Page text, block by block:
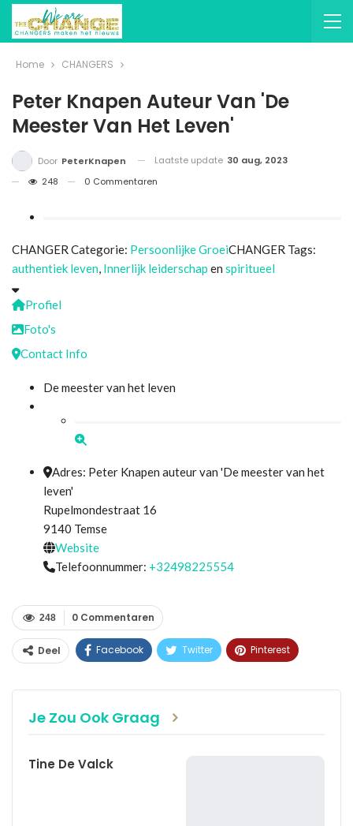
Home CHANGERS
Peter Knapen Auteur Van 'De
Meester Van Het Leven'
Door PeterKnapen Laatste update 30 aug, 2023
248
0 Commentaren
CHANGER Categorie: Persoonlijke GroeiCHANGER Tags:
authentiek leven, Innerlijk leiderschap en spiritueel
Profiel
Foto's
Contact Info
De meester van het leven
Adres: Peter Knapen auteur van 'De meester van het
leven'
Rupelmondestraat 16
9140 Temse
Website
Telefoonnummer: +32498225554
0 Commentaren
248
Deel Facebook Twitter Pinterest
Je Zou Ook Graag
Tine De Valck